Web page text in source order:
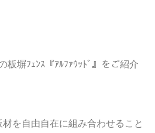
板塀ﾌｪﾝｽ『ｱﾙﾌｧｳｯﾄﾞ』をご紹介
を自由自在に組み合わせること